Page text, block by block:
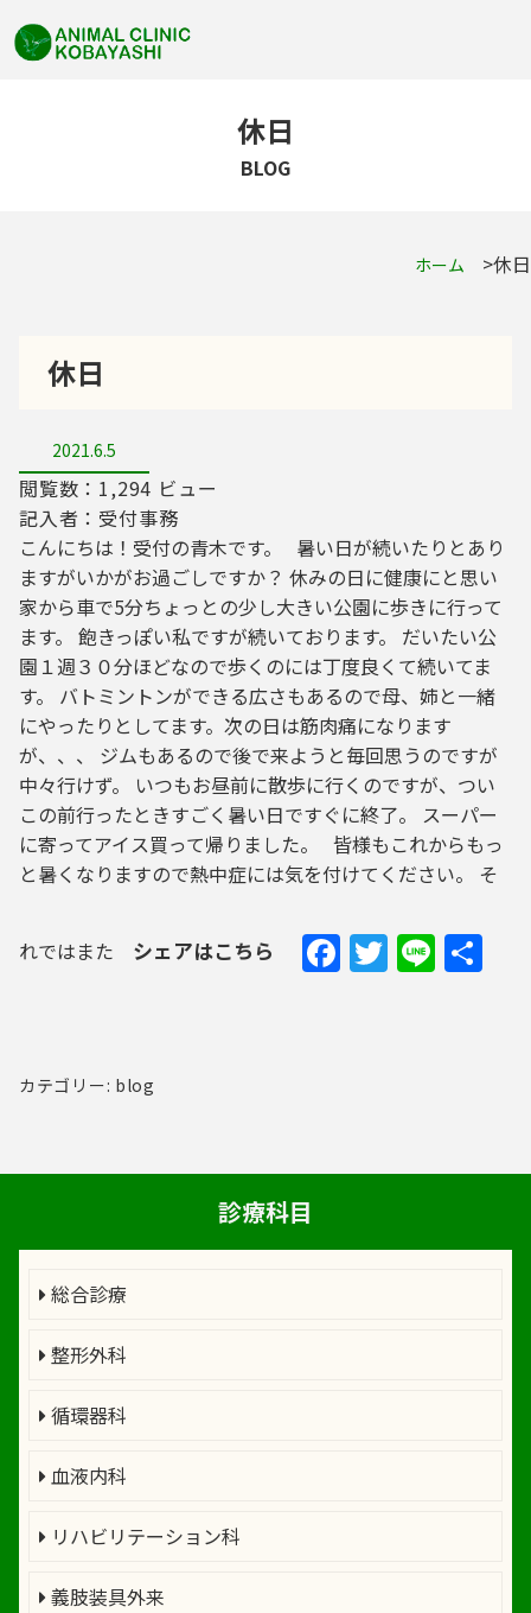
休日
BLOG
ホーム 休日
休日
2021.6.5
閲覧数：1,294 ビュー
記入者：受付事務
こんにちは！受付の青木です。 暑い日が続いたりとあり
ますがいかがお過ごしですか？ 休みの日に健康にと思い
家から車で5分ちょっとの少し大きい公園に歩きに行って
ます。 飽きっぽい私ですが続いております。 だいたい公
園１週３０分ほどなので歩くのには丁度良くて続いてま
す。 バトミントンができる広さもあるので母、姉と一緒
にやったりとしてます。次の日は筋肉痛になります
が、、、 ジムもあるので後で来ようと毎回思うのですが
中々行けず。 いつもお昼前に散歩に行くのですが、つい
この前行ったときすごく暑い日ですぐに終了。 スーパー
に寄ってアイス買って帰りました。 皆様もこれからもっ
と暑くなりますので熱中症には気を付けてください。 そ
れではまた シェアはこちら Facebook
Twitter
Line
カテゴリー: blog
診療科目
総合診療
整形外科
循環器科
血液内科
リハビリテーション科
義肢装具外来